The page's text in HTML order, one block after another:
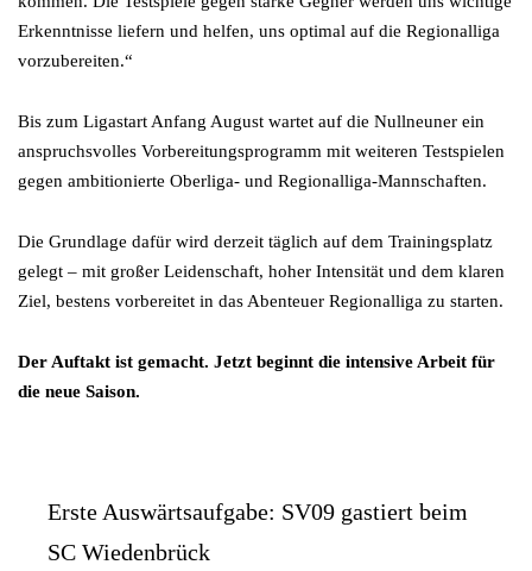
Erkenntnisse liefern und helfen, uns optimal auf die Regionalliga
vorzubereiten.“
Bis zum Ligastart Anfang August wartet auf die Nullneuner ein
anspruchsvolles Vorbereitungsprogramm mit weiteren Testspielen
gegen ambitionierte Oberliga- und Regionalliga-Mannschaften.
Die Grundlage dafür wird derzeit täglich auf dem Trainingsplatz
gelegt – mit großer Leidenschaft, hoher Intensität und dem klaren
Ziel, bestens vorbereitet in das Abenteuer Regionalliga zu starten.
Der Auftakt ist gemacht. Jetzt beginnt die intensive Arbeit für
die neue Saison.
Erste Auswärtsaufgabe: SV09 gastiert beim
SC Wiedenbrück